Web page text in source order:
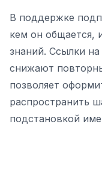
В поддержке
кем он общается,
знаний. Ссылки
снижают
позволяет
распространить
подстановкой